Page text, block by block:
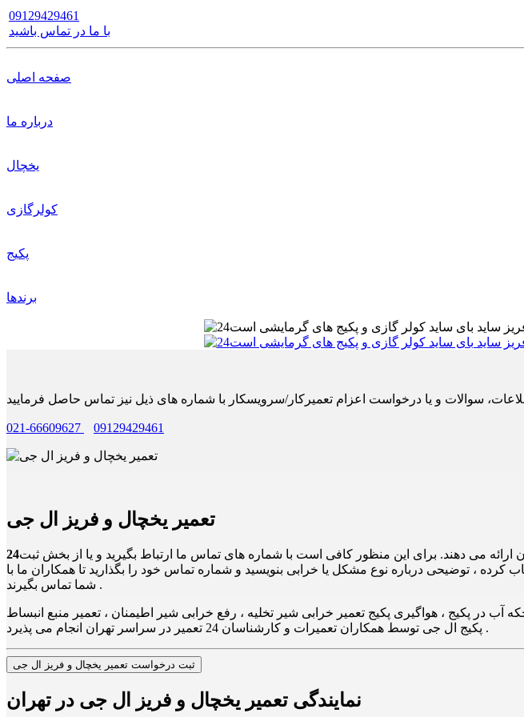
09129429461
با ما در تماس باشید
صفحه اصلی
درباره ما
یخچال
کولرگازی
پکیج
برندها
021-66609627 09129429461
تعمیر یخچال و فریز ال جی
ارائه می دهند. برای این منظور کافی است با شماره های تماس ما ارتباط بگیرید و یا از بخش ثبت
کرده ، توضیحی درباره نوع مشکل یا خرابی بنویسید و شماره تماس خود را بگذارید تا همکاران ما با
شما تماس بگیرند .
پکیج ، هواگیری پکیج تعمیر خرابی شیر تخلیه ، رفع خرابی شیر اطیمنان ، تعمیر منبع انبساط
پکیج ال جی توسط همکاران تعمیرات و کارشناسان 24 تعمیر در سراسر تهران انجام می پذیرد .
ثبت درخواست تعمیر یخچال و فریز ال جی
نمایندگی تعمیر یخچال و فریز ال جی در تهران